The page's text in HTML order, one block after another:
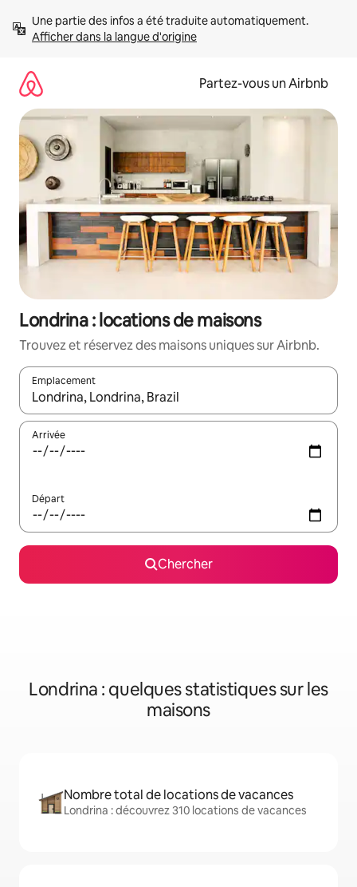
directement
Afficher dans la langue d'origine
Partez-vous un Airbnb
Londrina : locations de maisons
Trouvez et réservez des maisons uniques sur Airbnb.
Emplacement
Quand les résultats sont affichés, parcourez-les en utilisant
Arrivée
Départ
Chercher
Londrina : quelques statistiques sur les
maisons
Nombre total de locations de vacances
Londrina : découvrez 310 locations de vacances